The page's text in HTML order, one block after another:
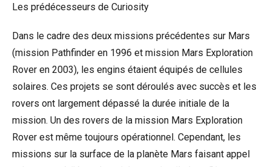
Les prédécesseurs de Curiosity
Dans le cadre des deux missions précédentes sur Mars
(mission Pathfinder en 1996 et mission Mars Exploration
Rover en 2003), les engins étaient équipés de cellules
solaires. Ces projets se sont déroulés avec succès et les
rovers ont largement dépassé la durée initiale de la
mission. Un des rovers de la mission Mars Exploration
Rover est même toujours opérationnel. Cependant, les
missions sur la surface de la planète Mars faisant appel